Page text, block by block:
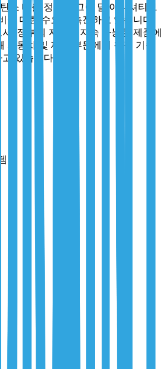
소 배출 정책과 그린 딜 이니셔티브
에 대한 수요를 촉진하고 있습니다.
서, 정부의 지원과 지속 가능한 제품에
자동차 및 제조 부문에서 청정 기술
있습니다.